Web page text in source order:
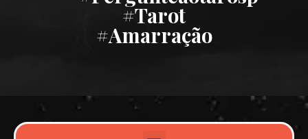
#tarot
#amarração